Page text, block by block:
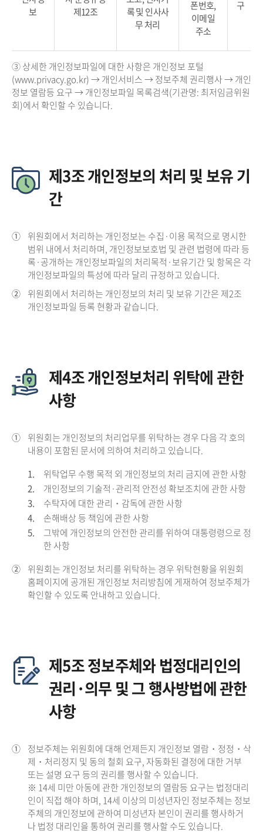
보
제12조
록 및 인사사
무 처리
폰번호,
이메일
주소
구
③ 상세한 개인정보파일에 대한 사항은 개인정보 포털
(www.privacy.go.kr) → 개인서비스 → 정보주체 권리행사 → 개인
정보 열람등 요구 → 개인정보파일 목록검색(기관명: 최저임금위원
회)에서 확인할 수 있습니다.
제3조 개인정보의 처리 및 보유 기
간
① 위원회에서 처리하는 개인정보는 수집·이용 목적으로 명시한
범위 내에서 처리하며, 개인정보보호법 및 관련 법령에 따라 등
록·공개하는 개인정보파일의 처리목적·보유기간 및 항목은 각
개인정보파일의 특성에 따라 달리 규정하고 있습니다.
② 위원회에서 처리하는 개인정보의 처리 및 보유 기간은 제2조
개인정보파일 등록 현황과 같습니다.
제4조 개인정보처리 위탁에 관한
사항
① 위원회는 개인정보의 처리업무를 위탁하는 경우 다음 각 호의
내용이 포함된 문서에 의하여 처리하고 있습니다.
1.
위탁업무 수행 목적 외 개인정보의 처리 금지에 관한 사항
2.
개인정보의 기술적·관리적 안전성 확보조치에 관한 사항
3.
수탁자에 대한 관리・감독에 관한 사항
4.
손해배상 등 책임에 관한 사항
5.
그밖에 개인정보의 안전한 관리를 위하여 대통령령으로 정
한 사항
② 위원회는 개인정보 처리를 위탁하는 경우 위탁현황을 위원회
홈페이지에 공개된 개인정보 처리방침에 게재하여 정보주체가
확인할 수 있도록 안내하고 있습니다.
제5조 정보주체와 법정대리인의
권리·의무 및 그 행사방법에 관한
사항
① 정보주체는 위원회에 대해 언제든지 개인정보 열람・정정・삭
제・처리정지 및 동의 철회 요구, 자동화된 결정에 대한 거부
또는 설명 요구 등의 권리를 행사할 수 있습니다.
※ 14세 미만 아동에 관한 개인정보의 열람등 요구는 법정대리
인이 직접 해야 하며, 14세 이상의 미성년자인 정보주체는 정보
주체의 개인정보에 관하여 미성년자 본인이 권리를 행사하거
나 법정 대리인을 통하여 권리를 행사할 수도 있습니다.